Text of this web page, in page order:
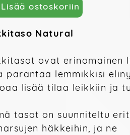
Lisää ostoskoriin
Natural
ovat erinomainen
parantaa lemmikkisi
lisää tilaa leikkiin ja
tasot on suunniteltu
häkkeihin, ja ne